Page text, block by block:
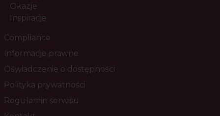
Okazje
Inspiracje
Compliance
Informacje prawne
Oświadczenie o dostępności
Polityka prywatności
Regulamin serwisu